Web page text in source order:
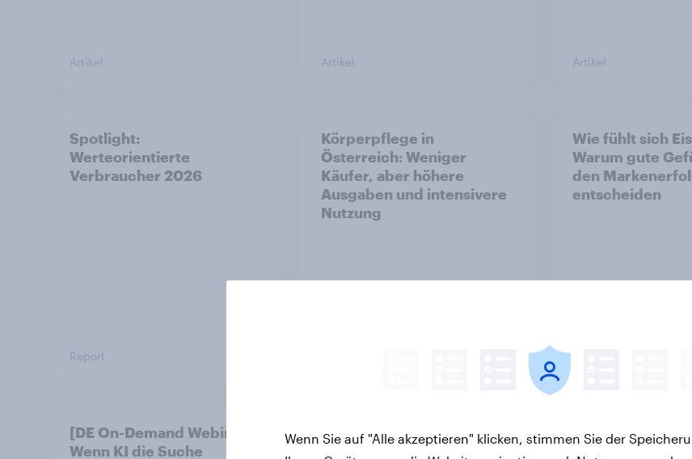
Artikel Artikel Artikel
Spotlight:
Werteorientierte
Verbraucher 2026
Report
Körperpflege in
Österreich: Weniger
Käufer, aber höhere
Ausgaben und intensivere
Nutzung
Wie fühlt sich
Warum gute
den
entscheiden
[DE On-Demand Webinar]
Wenn KI die Suche
Das Geschäft mit dem
Schlaf: Frei verkäufliches
Internationale
Umfrage: Wie
Wenn Sie auf "Alle akzeptieren" klicken, stimmen Sie der